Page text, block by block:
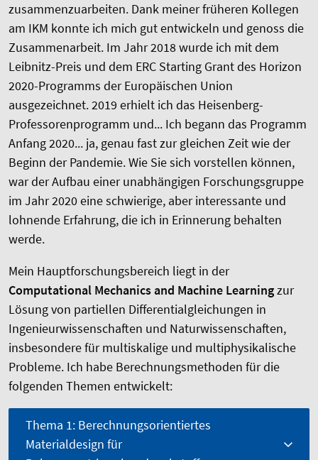
zusammenzuarbeiten. Dank meiner früheren Kollegen
am IKM konnte ich mich gut entwickeln und genoss die
Zusammenarbeit. Im Jahr 2018 wurde ich mit dem
Leibnitz-Preis und dem ERC Starting Grant des Horizon
2020-Programms der Europäischen Union
ausgezeichnet. 2019 erhielt ich das Heisenberg-
Professorenprogramm und... Ich begann das Programm
Anfang 2020... ja, genau fast zur gleichen Zeit wie der
Beginn der Pandemie. Wie Sie sich vorstellen können,
war der Aufbau einer unabhängigen Forschungsgruppe
im Jahr 2020 eine schwierige, aber interessante und
lohnende Erfahrung, die ich in Erinnerung behalten
werde.
Mein Hauptforschungsbereich liegt in der
Computational Mechanics and Machine Learningzur
Lösung von partiellen Differentialgleichungen in
Ingenieurwissenschaften und Naturwissenschaften,
insbesondere für multiskalige und multiphysikalische
Probleme. Ich habe Berechnungsmethoden für die
folgenden Themen entwickelt:
Thema 1: Berechnungsorientiertes
Materialdesign für